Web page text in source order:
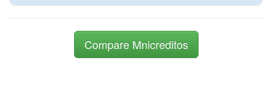
Compare Mnicreditos